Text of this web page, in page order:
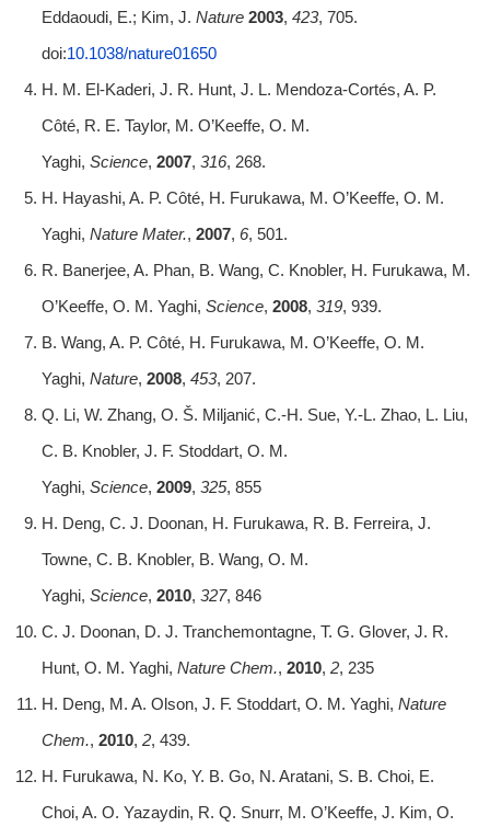
Eddaoudi, E.; Kim, J. Nature 2003, 423, 705.
doi:10.1038/nature01650
H. M. El-Kaderi, J. R. Hunt, J. L. Mendoza-Cortés, A. P.
Côté, R. E. Taylor, M. O’Keeffe, O. M.
Yaghi, Science, 2007, 316, 268.
H. Hayashi, A. P. Côté, H. Furukawa, M. O’Keeffe, O. M.
Yaghi, Nature Mater., 2007, 6, 501.
R. Banerjee, A. Phan, B. Wang, C. Knobler, H. Furukawa, M.
O’Keeffe, O. M. Yaghi, Science, 2008, 319, 939.
B. Wang, A. P. Côté, H. Furukawa, M. O’Keeffe, O. M.
Yaghi, Nature, 2008, 453, 207.
Q. Li, W. Zhang, O. Š. Miljanić, C.-H. Sue, Y.-L. Zhao, L. Liu,
C. B. Knobler, J. F. Stoddart, O. M.
Yaghi, Science, 2009, 325, 855
H. Deng, C. J. Doonan, H. Furukawa, R. B. Ferreira, J.
Towne, C. B. Knobler, B. Wang, O. M.
Yaghi, Science, 2010, 327, 846
C. J. Doonan, D. J. Tranchemontagne, T. G. Glover, J. R.
Hunt, O. M. Yaghi, Nature Chem., 2010, 2, 235
H. Deng, M. A. Olson, J. F. Stoddart, O. M. Yaghi, Nature
Chem., 2010, 2, 439.
H. Furukawa, N. Ko, Y. B. Go, N. Aratani, S. B. Choi, E.
Choi, A. O. Yazaydin, R. Q. Snurr, M. O’Keeffe, J. Kim, O.